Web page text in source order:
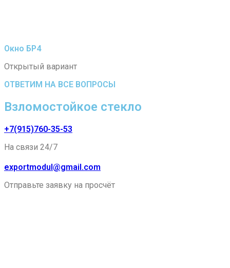
Окно БР4
Открытый вариант
ОТВЕТИМ НА ВСЕ ВОПРОСЫ
Взломостойкое стекло
+7(915)760-35-53
На связи 24/7
exportmodul@gmail.com
Отправьте заявку на просчёт